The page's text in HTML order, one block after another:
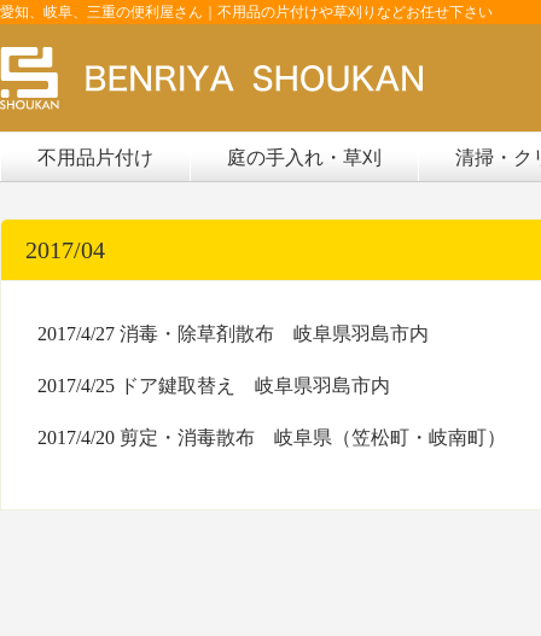
愛知、岐阜、三重の便利屋さん｜不用品の片付けや草刈りなどお任せ下さい
不用品片付け 庭の手入れ・草刈 清掃・ク
2017/04
2017/4/27 消毒・除草剤散布 岐阜県羽島市内
2017/4/25 ドア鍵取替え 岐阜県羽島市内
2017/4/20 剪定・消毒散布 岐阜県（笠松町・岐南町）